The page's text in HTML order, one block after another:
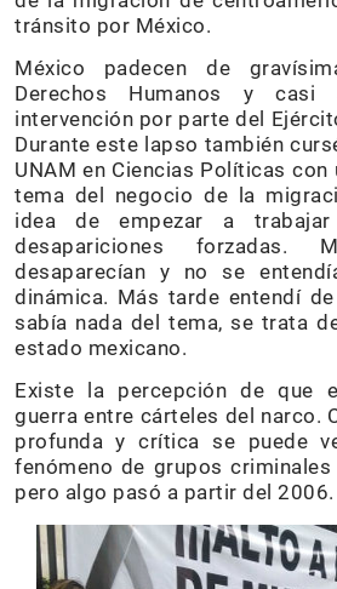
tránsito por México.
México padecen de
Derechos Humanos y casi
intervención por parte del
Durante este lapso también
UNAM en Ciencias Políticas con
tema del negocio de la
idea de empezar a
desapariciones forzadas.
desaparecían y no se
dinámica. Más tarde entendí
sabía nada del tema, se trata
estado mexicano.
Existe la percepción de que
guerra entre cárteles del narco.
profunda y crítica se puede
fenómeno de grupos
pero algo pasó a partir del 2006.